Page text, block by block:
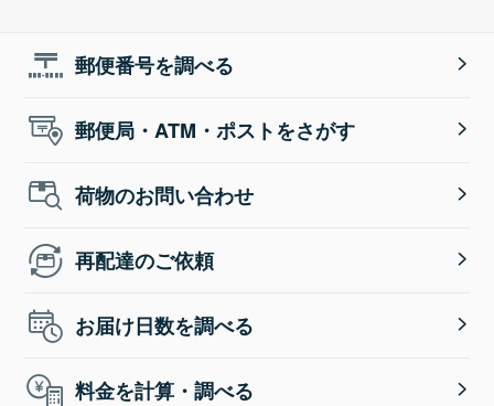
郵便番号を調べる
郵便局・ATM・ポストをさがす
荷物のお問い合わせ
再配達のご依頼
お届け日数を調べる
料金を計算・調べる